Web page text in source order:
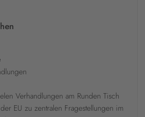
Verhandlungen am Runden Tisch
EU zu zentralen Fragestellungen im